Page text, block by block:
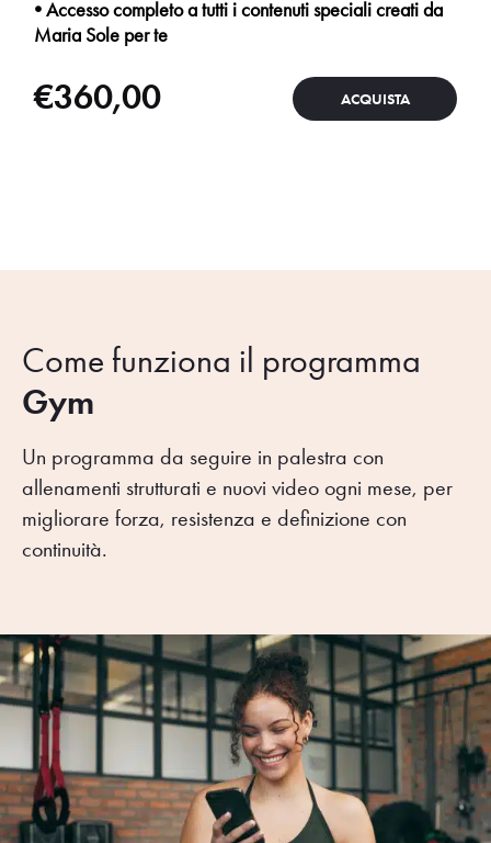
ACQUISTA
€360,00
• Accesso completo a tutti i contenuti speciali creati da
Maria Sole per te
Come funziona il programma
Gym
Un programma da seguire in palestra con
allenamenti strutturati e nuovi video ogni mese, per
migliorare forza, resistenza e definizione con
continuità.